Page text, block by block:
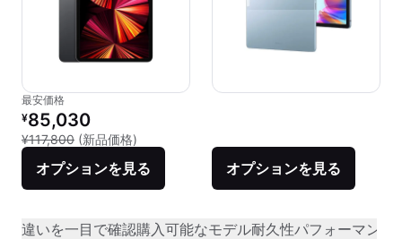
最安価格
リファービッシュ品の価格：
¥85,030
¥117,800 (新品価格)
オプションを見る オプションを見る
違いを一目で確認購入可能なモデル耐久性パフォーマンス